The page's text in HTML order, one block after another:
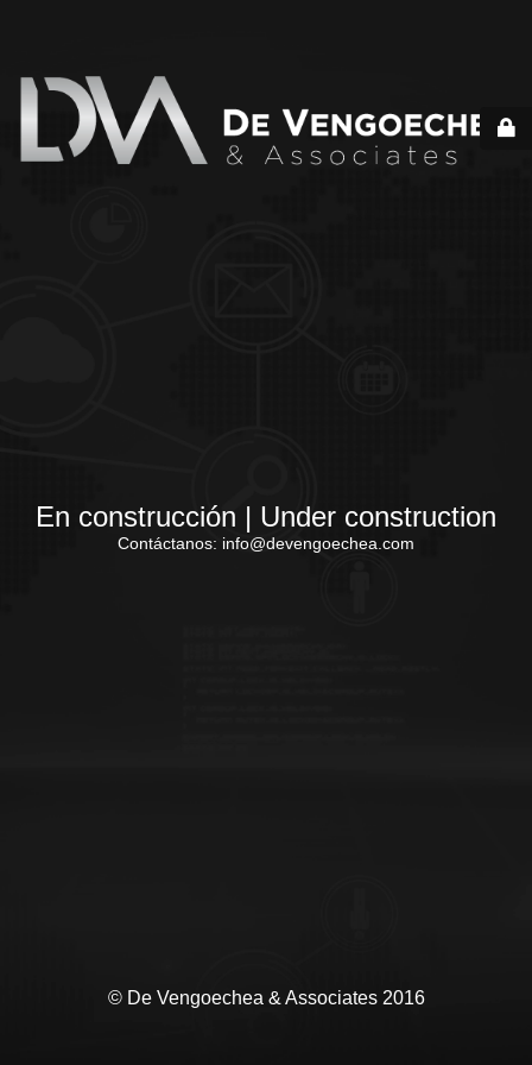
En construcción | Under construction
Contáctanos: info@devengoechea.com
© De Vengoechea & Associates 2016